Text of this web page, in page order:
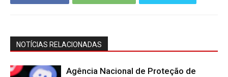
NOTÍCIAS RELACIONADAS
Agência Nacional de Proteção de